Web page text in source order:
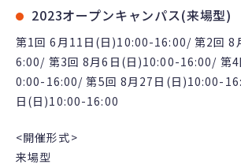
2023オープンキャンパス(来場型)
第1回 6月11日(日)10:00-16:00/ 第2回 8
6:00/ 第3回 8月6日(日)10:00-16:00/ 第
0:00-16:00/ 第5回 8月27日(日)10:00-
日(日)10:00-16:00
<開催形式>
来場型